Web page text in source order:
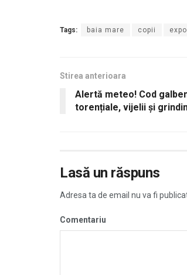
Tags: baia mare copii
Stirea anterioara
Alertă meteo! Cod
torențiale, vijelii și
Lasă un răspuns
Adresa ta de email nu va fi
Comentariu